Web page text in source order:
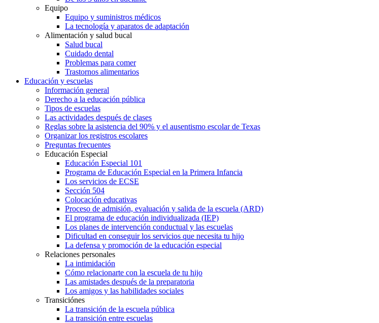
Equipo
Equipo y suministros médicos
La tecnología y aparatos de adaptación
Alimentación y salud bucal
Salud bucal
Cuidado dental
Problemas para comer
Trastornos alimentarios
Educación y escuelas
Información general
Derecho a la educación pública
Tipos de escuelas
Las actividades después de clases
Reglas sobre la asistencia del 90% y el ausentismo escolar de Texas
Organizar los registros escolares
Preguntas frecuentes
Educación Especial
Educación Especial 101
Programa de Educación Especial en la Primera Infancia
Los servicios de ECSE
Sección 504
Colocación educativas
Proceso de admisión, evaluación y salida de la escuela (ARD)
El programa de educación individualizada (IEP)
Los planes de intervención conductual y las escuelas
Dificultad en conseguir los servicios que necesita tu hijo
La defensa y promoción de la educación especial
Relaciones personales
La intimidación
Cómo relacionarte con la escuela de tu hijo
Las amistades después de la preparatoria
Los amigos y las habilidades sociales
Transiciónes
La transición de la escuela pública
La transición entre escuelas